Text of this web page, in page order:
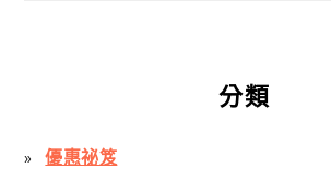
分類
優惠祕笈